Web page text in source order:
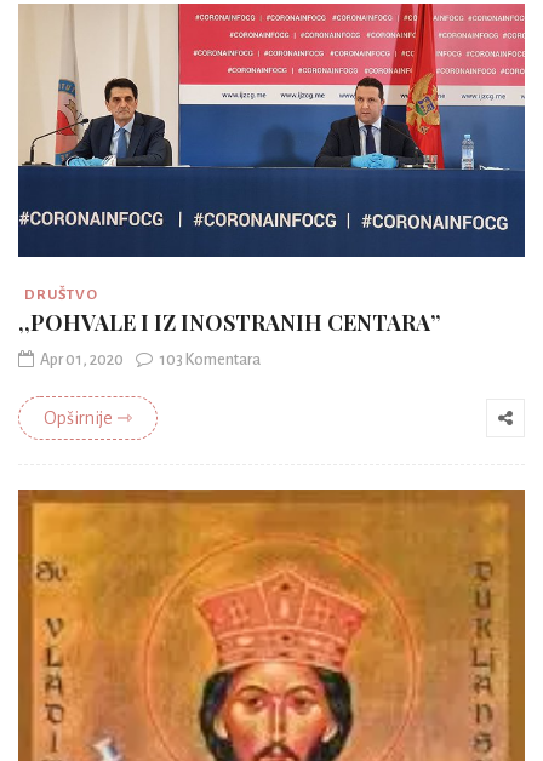
DRUŠTVO
,,POHVALE I IZ INOSTRANIH CENTARA’’
Apr 01, 2020 103 Komentara
Opširnije ⇾